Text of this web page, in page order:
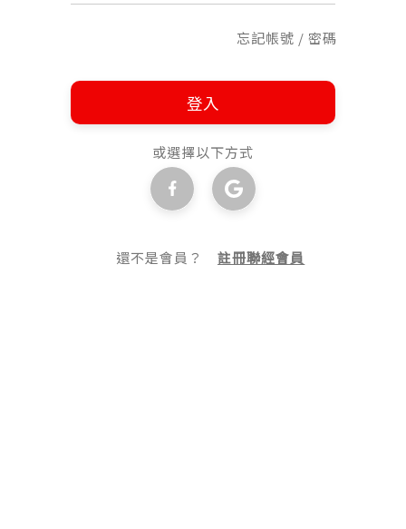
忘記帳號 / 密碼
登入
或選擇以下方式
還不是會員？註冊聯經會員